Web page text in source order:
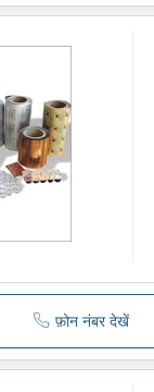
फ़ोन नंबर देखें